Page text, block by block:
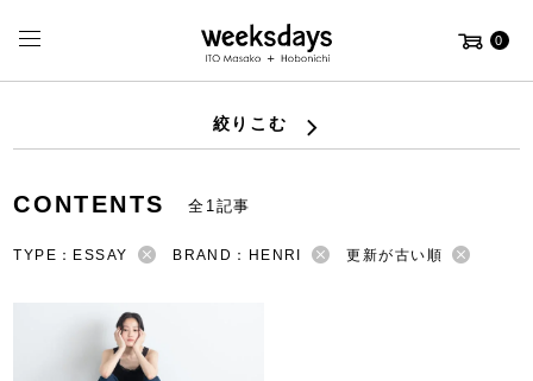
0
絞りこむ
CONTENTS 全1記事
TYPE：ESSAY BRAND：HENRI 更新が古い順